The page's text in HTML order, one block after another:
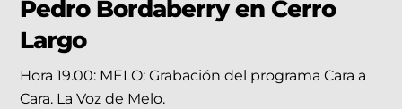
Pedro Bordaberry en Cerro
Largo
Hora 19.00: MELO: Grabación del programa Cara a
Cara. La Voz de Melo.